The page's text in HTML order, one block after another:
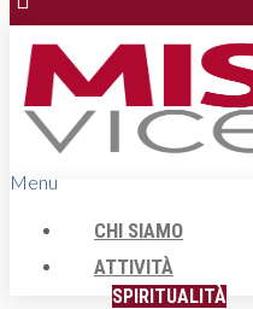
Menu
CHI SIAMO
ATTIVITÀ
SPIRITUALITÀ